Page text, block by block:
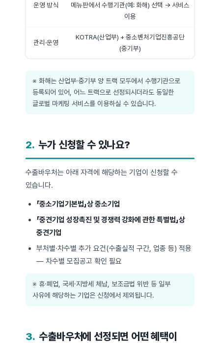
운영 방식
메뉴판에서 수행기관(예: 화해) 선택 → 서비스
이용
관리·운영
KOTRA(산업부) + 중소벤처기업진흥공단
(중기부)
※ 화해는 산업부·중기부 양 트랙 모두에서 수행기관으로
등록되어 있어, 어느 트랙으로 선정되시더라도 동일한
글로벌 마케팅 서비스를 이용하실 수 있습니다.
2. 누가 신청할 수 있나요?
수출바우처는 아래 자격에 해당하는 기업이 신청할 수
있습니다.
「중소기업기본법」상 중소기업
「중견기업 성장촉진 및 경쟁력 강화에 관한 특별법」상
중견기업
부처별·차수별 추가 요건(수출실적 구간, 업종 등) 적용
— 차수별 모집공고 확인 필요
※ 휴·폐업, 국세·지방세 체납, 보조금법 위반 등 일부
사유에 해당하는 기업은 신청에서 제외됩니다.
3. 수출바우처에 선정되면 어떤 혜택이